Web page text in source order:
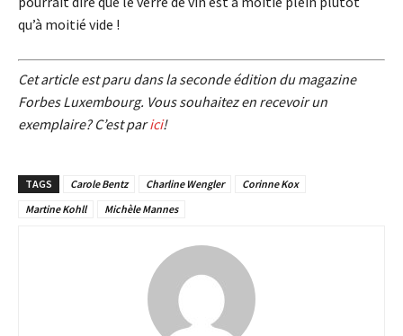
qu’à moitié vide !
Cet article est paru dans la seconde édition du magazine
Forbes Luxembourg. Vous souhaitez en recevoir un
exemplaire? C’est parici!
TAGS Carole Bentz Charline Wengler
Corinne Kox
Martine Kohll
Michèle Mannes